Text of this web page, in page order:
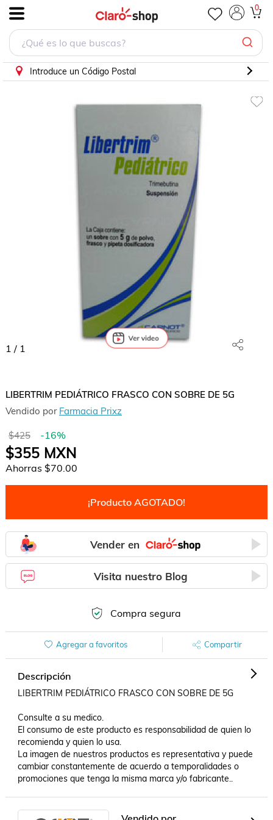
0
Introduce un Código Postal
1 / 1
LIBERTRIM PEDIÁTRICO FRASCO CON SOBRE DE 5G
Vendido por Farmacia Prixz
$425 -16%
$355MXN
Ahorras $70.00
¡Producto AGOTADO!
Vender en
Visita nuestro Blog
Compra segura
Agregar a favoritos Compartir
Descripción
LIBERTRIM PEDIÁTRICO FRASCO CON SOBRE DE 5G
Consulte a su medico.
El consumo de este producto es responsabilidad de quien lo
recomienda y quien lo usa.
La imagen de nuestros productos es representativa y puede
cambiar constantemente de acuerdo a temporalidades o
promociones que tenga la misma marca y/o fabricante..